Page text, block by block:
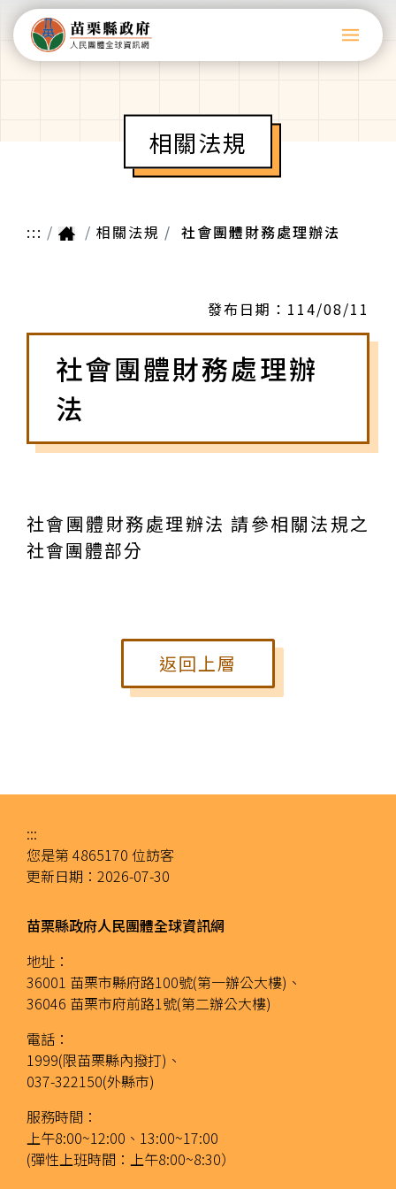
相關法規
::: 相關法規 社會團體財務處理辦法
發布日期： 114/08/11
社會團體財務處理辦
法
社會團體財務處理辦法 請參相關法規之
社會團體部分
返回上層
:::
您是第 4865170 位訪客
更新日期： 2026-07-30
苗栗縣政府人民團體全球資訊網
地址：
36001 苗栗市縣府路100號(第一辦公大樓)、
36046 苗栗市府前路1號(第二辦公大樓)
電話：
1999(限苗栗縣內撥打)、
037-322150(外縣市)
服務時間：
上午8:00~12:00、13:00~17:00
(彈性上班時間：上午8:00~8:30）